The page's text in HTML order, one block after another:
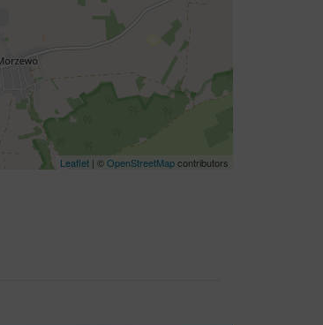
Leaflet | ©OpenStreetMapcontributors